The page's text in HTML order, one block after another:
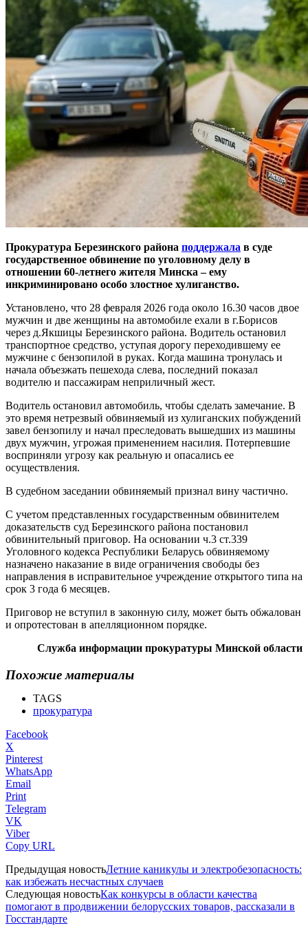
Прокуратура Березинского района поддержала в суде
государственное обвинение по уголовному делу в
отношении 60-летнего жителя Минска – ему
инкриминировано особо злостное хулиганство.
Установлено, что 28 февраля 2026 года около 16.30 часов двое
мужчин и две женщины на автомобиле ехали в г.Борисов
через д.Якшицы Березинского района. Водитель остановил
транспортное средство, уступая дорогу переходившему ее
мужчине с бензопилой в руках. Когда машина тронулась и
начала объезжать пешехода слева, последний показал
водителю и пассажирам неприличный жест.
Водитель остановил автомобиль, чтобы сделать замечание. В
это время нетрезвый обвиняемый из хулиганских побуждений
завел бензопилу и начал преследовать вышедших из машины
двух мужчин, угрожая применением насилия. Потерпевшие
восприняли угрозу как реальную и опасались ее
осуществления.
В судебном заседании обвиняемый признал вину частично.
С учетом представленных государственным обвинителем
доказательств суд Березинского района постановил
обвинительный приговор. На основании ч.3 ст.339
Уголовного кодекса Республики Беларусь обвиняемому
назначено наказание в виде ограничения свободы без
направления в исправительное учреждение открытого типа на
срок 3 года 6 месяцев.
Приговор не вступил в законную силу, может быть обжалован
и опротестован в апелляционном порядке.
Служба информации прокуратуры Минской области
Похожие материалы
TAGS
прокуратура
Facebook
X
Pinterest
WhatsApp
Email
Print
Telegram
VK
Viber
Copy URL
Предыдущая новостьЛетние каникулы и электробезопасность:
как избежать несчастных случаев
Следующая новостьКак конкурсы в области качества
помогают в продвижении белорусских товаров, рассказали в
Госстандарте